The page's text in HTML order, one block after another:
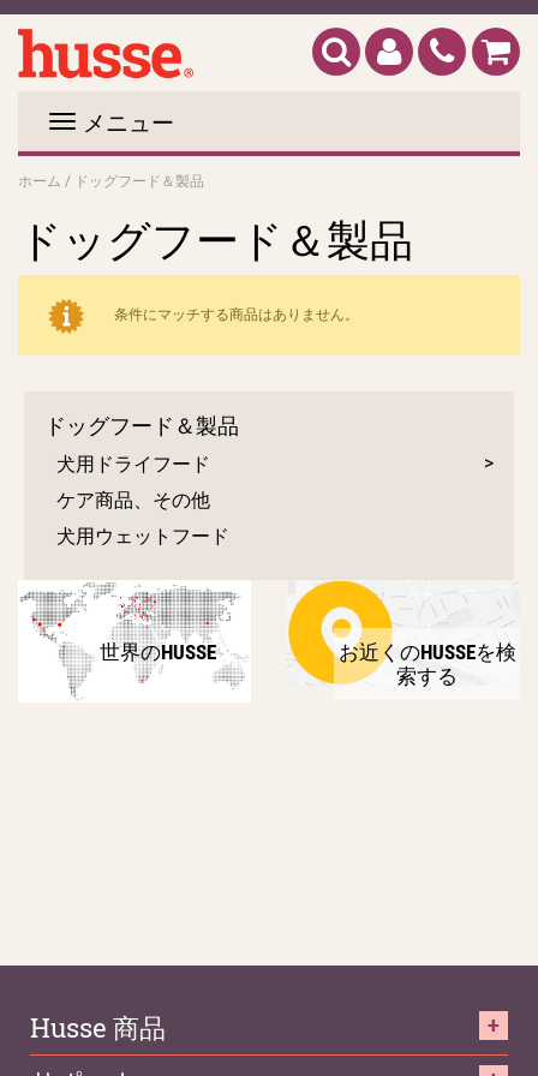
メニュー
ホーム / ドッグフード＆製品
ドッグフード＆製品
条件にマッチする商品はありません。
ドッグフード＆製品
犬用ドライフード
ケア商品、その他
犬用ウェットフード
世界のHUSSE
お近くのHUSSEを検
索する
Husse 商品